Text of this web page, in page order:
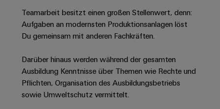
Lösungen
für
verschiedene
Maschinen
und
Fabrikautomation
Öl
IIoT
&
Automation
Industrial
Analytics
Automatisierung
Software
Steuerungen
Reparatur
und
Trainings
und
Webinare
and
Automation
Partner
Netzwerk
IIoT
and
Automation
Termine
Workshops
Schulklassen
Teamarbeit besitzt einen großen Stellenwert, denn:
Aufgaben an modernsten Produktionsanlagen löst
Du gemeinsam mit anderen Fachkräften.
Darüber hinaus werden während der gesamten
Ausbildung Kenntnisse über Themen wie Rechte und
Pflichten, Organisation des Ausbildungsbetriebs
sowie Umweltschutz vermittelt.